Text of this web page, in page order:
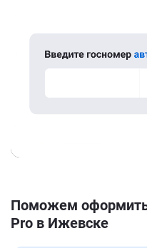
Поможем оформить
Pro в Ижевске